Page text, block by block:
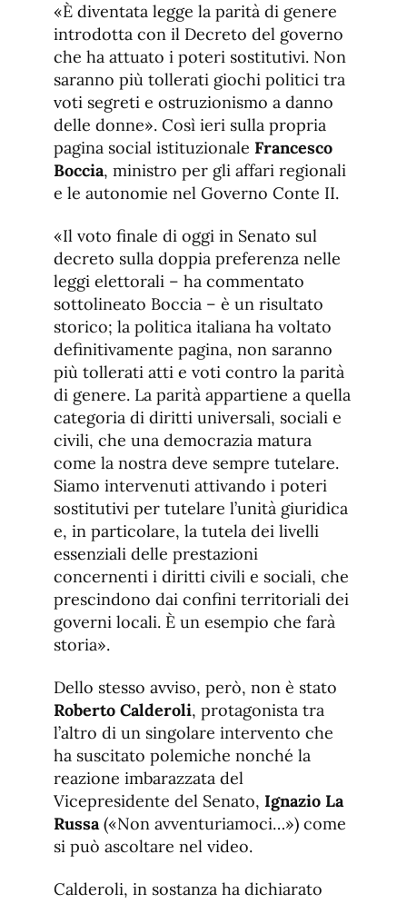
fuente
de
fuente.
«È diventata legge la parità di genere
introdotta con il Decreto del governo
che ha attuato i poteri sostitutivi. Non
saranno più tollerati giochi politici tra
voti segreti e ostruzionismo a danno
delle donne». Così ieri sulla propria
pagina social istituzionale Francesco
Boccia, ministro per gli affari regionali
e le autonomie nel Governo Conte II.
«Il voto finale di oggi in Senato sul
decreto sulla doppia preferenza nelle
leggi elettorali – ha commentato
sottolineato Boccia – è un risultato
storico; la politica italiana ha voltato
definitivamente pagina, non saranno
più tollerati atti e voti contro la parità
di genere. La parità appartiene a quella
categoria di diritti universali, sociali e
civili, che una democrazia matura
come la nostra deve sempre tutelare.
Siamo intervenuti attivando i poteri
sostitutivi per tutelare l’unità giuridica
e, in particolare, la tutela dei livelli
essenziali delle prestazioni
concernenti i diritti civili e sociali, che
prescindono dai confini territoriali dei
governi locali. È un esempio che farà
storia».
Dello stesso avviso, però, non è stato
Roberto Calderoli, protagonista tra
l’altro di un singolare intervento che
ha suscitato polemiche nonché la
reazione imbarazzata del
Vicepresidente del Senato, Ignazio La
Russa(«Non avventuriamoci…») come
si può ascoltare nel video.
Calderoli, in sostanza ha dichiarato